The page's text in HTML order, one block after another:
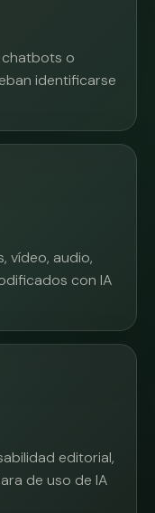
chatbots o
identificarse
vídeo, audio,
con IA
editorial,
de uso de IA